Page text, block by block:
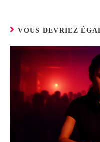
VOUS DEVRIEZ